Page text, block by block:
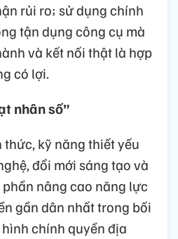
rủi ro; sử dụng chính
tận dụng công cụ mà
và kết nối thật là hợp
có lợi.
nhân số”
kỹ năng thiết yếu
đổi mới sáng tạo và
nâng cao năng lực
gần dân nhất trong bối
chính quyền địa